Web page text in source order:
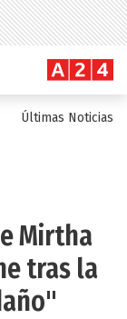
Últimas Noticias
Mirtha
tras la